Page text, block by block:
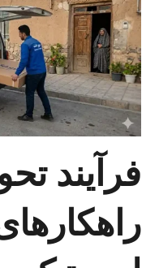
فرآیند